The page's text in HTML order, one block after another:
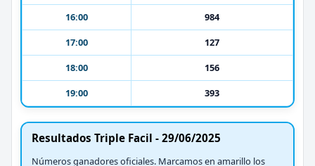
16:00
984
17:00
127
18:00
156
19:00
393
Resultados Triple Facil - 29/06/2025
Números ganadores oficiales. Marcamos en amarillo los